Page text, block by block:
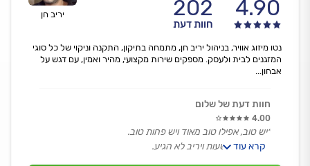
יריב חן 4.90
202
חוות דעת
נטו מיזוג אוויר, בניהול יריב חן, מתמחה בתיקון, התקנה וניקוי של כל סוגי
המזגנים לבית ולעסק. מספקים שירות מקצועי, מהיר ואמין, עם דגש על
אבחון...
חוות דעת של שלום
4.00
״יש טוב, אפילו טוב מאוד ויש פחות טוב.
קבענו טווח שעות ויריב לא הגיע.
קרא עוד